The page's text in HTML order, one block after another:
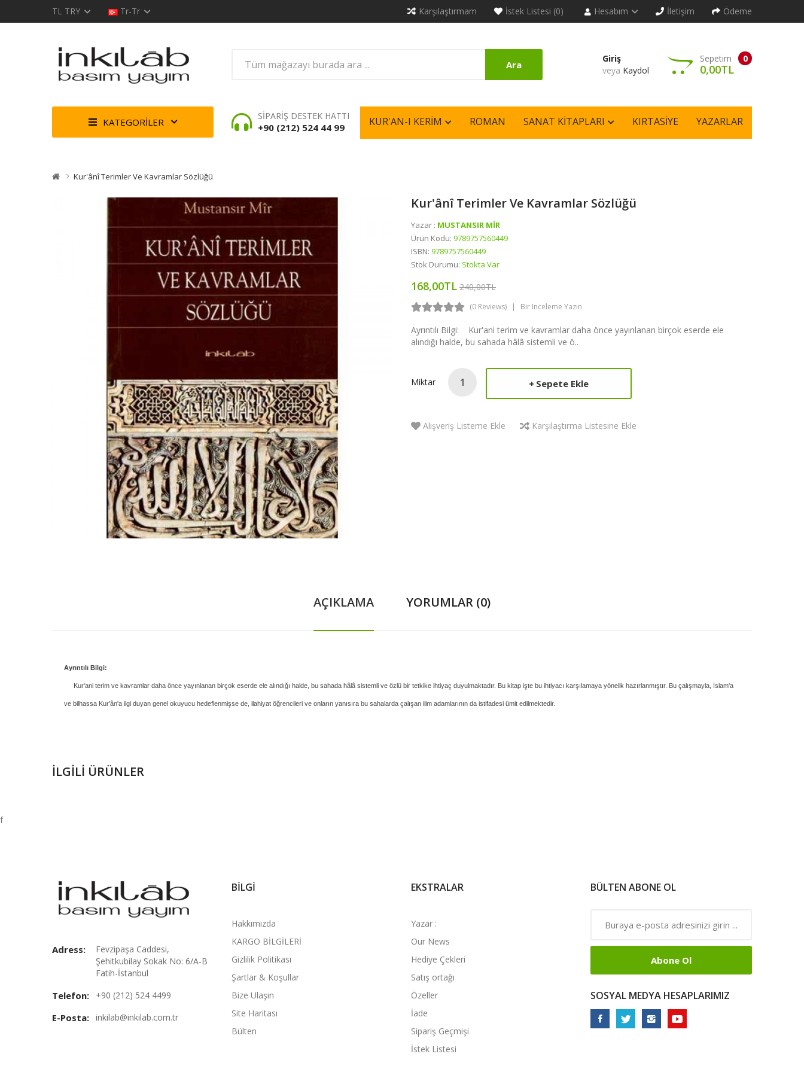
TL TRY Tr-Tr Karşılaştırmam İstek Listesi (0) Hesabım İletişim Ödeme
Giriş
veya Kaydol
0
Sepetim
0,00TL
Ara
KATEGORİLER
SİPARİŞ DESTEK HATTI
+90 (212) 524 44 99 KUR'AN-I KERIM ROMAN SANAT KITAPLARI KIRTASIYE YAZARLAR
Kur'ânî Terimler Ve Kavramlar Sözlüğü
Kur'ânî Terimler Ve Kavramlar Sözlüğü
Yazar : MUSTANSIR MİR
Ürün Kodu: 9789757560449
ISBN: 9789757560449
Stok Durumu: Stokta Var
168,00TL 240,00TL
(0 Reviews) Bir Inceleme Yazın
Ayrıntılı Bilgi: Kur'ani terim ve kavramlar daha önce yayınlanan birçok eserde ele
alındığı halde, bu sahada hâlâ sistemli ve ö..
Miktar Sepete Ekle
Alışveriş Listeme Ekle Karşılaştırma Listesine Ekle
AÇIKLAMA YORUMLAR (0)
Ayrıntılı Bilgi:
Kur'ani terim ve kavramlar daha önce yayınlanan birçok eserde ele alındığı halde, bu sahada hâlâ sistemli ve özlü bir tetkike ihtiyaç duyulmaktadır. Bu kitap işte bu ihtiyacı karşılamaya yönelik hazırlanmıştır. Bu çalışmayla, İslam'a
ve bilhassa Kur’ân'a ilgi duyan genel okuyucu hedeflenmişse de, ilahiyat öğrencileri ve onların yanısıra bu sahalarda çalışan ilim adamlarının da istifadesi ümit edilmektedir.
İLGILI ÜRÜNLER
f
Adress:
Fevzipaşa Caddesi,
Şehitkubilay Sokak No: 6/A-B
Fatih-İstanbul
Telefon: +90 (212) 524 4499
E-Posta: inkilab@inkilab.com.tr
BILGI
Hakkımızda
KARGO BİLGİLERİ
Gizlilik Politikası
Şartlar & Koşullar
Bize Ulaşın
Site Haritası
Bülten
EKSTRALAR
Yazar :
Our News
Hediye Çekleri
Satış ortağı
Özeller
İade
Sipariş Geçmişi
İstek Listesi
BÜLTEN ABONE OL
Abone Ol
SOSYAL MEDYA HESAPLARIMIZ